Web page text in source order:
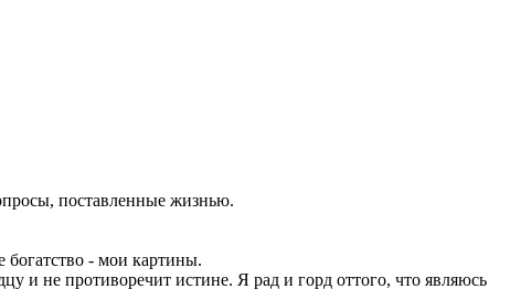
поставленные жизнью.
- мои картины.
и не противоречит истине. Я рад и горд оттого, что являюсь